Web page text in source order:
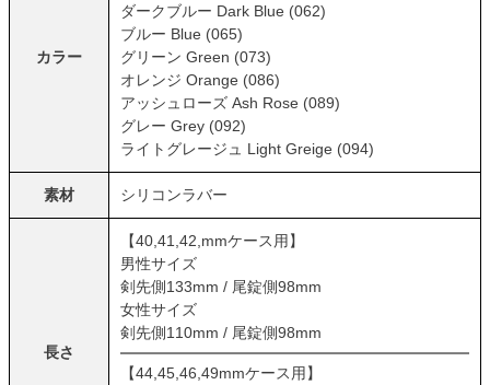
カラー
ダークブルー Dark Blue (062)
ブルー Blue (065)
グリーン Green (073)
オレンジ Orange (086)
アッシュローズ Ash Rose (089)
グレー Grey (092)
ライトグレージュ Light Greige (094)
素材 シリコンラバー
長さ
【40,41,42,mmケース用】
男性サイズ
剣先側133mm / 尾錠側98mm
女性サイズ
剣先側110mm / 尾錠側98mm
【44,45,46,49mmケース用】